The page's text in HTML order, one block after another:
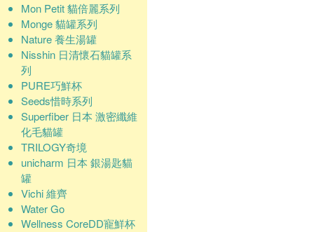
Mon Petit 貓倍麗系列
Monge 貓罐系列
Nature 養生湯罐
Nisshin 日清懷石貓罐系
列
PURE巧鮮杯
Seeds惜時系列
Superfiber 日本 激密纖維
化毛貓罐
TRILOGY奇境
unicharm 日本 銀湯匙貓
罐
Vichi 維齊
Water Go
Wellness CoreDD寵鮮杯